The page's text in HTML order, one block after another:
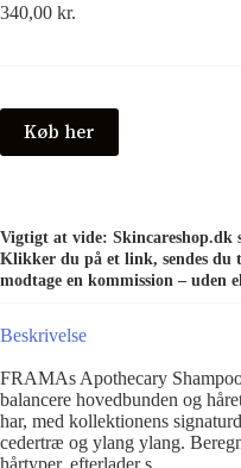
340,00 kr.
Køb her
Vigtigt at vide: Skincareshop.dk
Klikker du på et link, sendes du
modtage en kommission – uden
Beskrivelse
FRAMAs Apothecary
balancere hovedbunden og
har, med kollektionens
cedertræ og ylang ylang.
hårtyper, efterlader s